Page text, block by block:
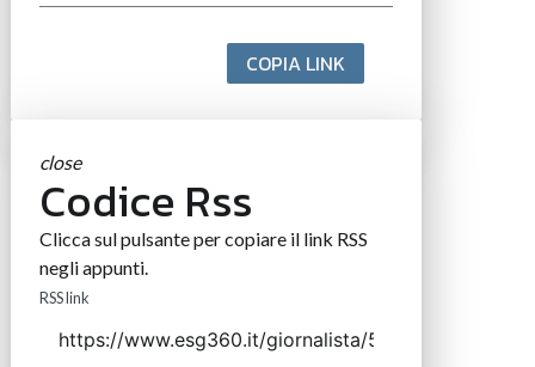
COPIA LINK
close
Codice Rss
Clicca sul pulsante per copiare il link RSS
negli appunti.
RSS link